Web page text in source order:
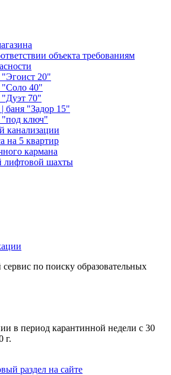
объекта требованиям
20"
40"
70"
баня "Задор 15"
ключ"
канализации
на 5 квартир
кармана
лифтовой шахты
по поиску образовательных
в период карантинной недели c 30
г.
раздел на сайте